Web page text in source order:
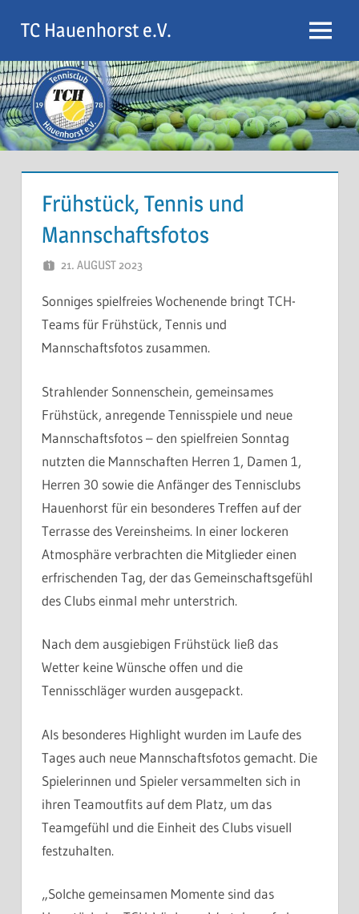
Inhalt
springen
TC Hauenhorst e.V. Menu
Frühstück, Tennis und
Mannschaftsfotos
21. AUGUST 2023
Sonniges spielfreies Wochenende bringt TCH-
Teams für Frühstück, Tennis und
Mannschaftsfotos zusammen.
Strahlender Sonnenschein, gemeinsames
Frühstück, anregende Tennisspiele und neue
Mannschaftsfotos – den spielfreien Sonntag
nutzten die Mannschaften Herren 1, Damen 1,
Herren 30 sowie die Anfänger des Tennisclubs
Hauenhorst für ein besonderes Treffen auf der
Terrasse des Vereinsheims. In einer lockeren
Atmosphäre verbrachten die Mitglieder einen
erfrischenden Tag, der das Gemeinschaftsgefühl
des Clubs einmal mehr unterstrich.
Nach dem ausgiebigen Frühstück ließ das
Wetter keine Wünsche offen und die
Tennisschläger wurden ausgepackt.
Als besonderes Highlight wurden im Laufe des
Tages auch neue Mannschaftsfotos gemacht. Die
Spielerinnen und Spieler versammelten sich in
ihren Teamoutfits auf dem Platz, um das
Teamgefühl und die Einheit des Clubs visuell
festzuhalten.
„Solche gemeinsamen Momente sind das